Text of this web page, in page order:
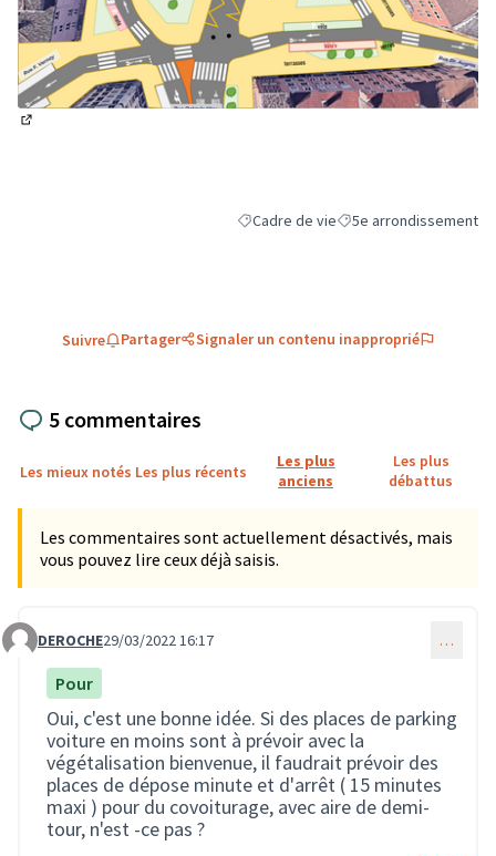
Filtrer les résultats de la catégorie :
Cadre de vieFiltrer les résultats
5e arrondissement
Suivre Partager Signaler un contenu inapproprié
5 commentaires
Les mieux notés Les plus récents
Les plus
anciens
Les plus
débattus
Les commentaires sont actuellement désactivés, mais
vous pouvez lire ceux déjà saisis.
Commentaire 114
DEROCHE29/03/2022 16:17 …
Pour
Oui, c'est une bonne idée. Si des places de parking
voiture en moins sont à prévoir avec la
végétalisation bienvenue, il faudrait prévoir des
places de dépose minute et d'arrêt ( 15 minutes
maxi ) pour du covoiturage, avec aire de demi-
tour, n'est -ce pas ?